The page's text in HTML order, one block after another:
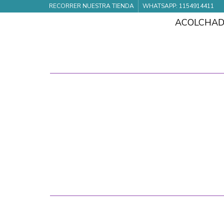
RECORRER NUESTRA TIENDA WHATSAPP: 1154914411